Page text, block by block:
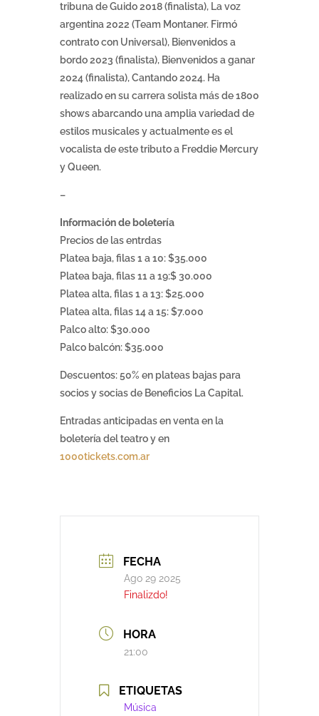
tribuna de Guido 2018 (finalista), La voz
argentina 2022 (Team Montaner. Firmó
contrato con Universal), Bienvenidos a
bordo 2023 (finalista), Bienvenidos a ganar
2024 (finalista), Cantando 2024. Ha
realizado en su carrera solista más de 1800
shows abarcando una amplia variedad de
estilos musicales y actualmente es el
vocalista de este tributo a Freddie Mercury
y Queen.
–
Información de boletería
Precios de las entrdas
Platea baja, filas 1 a 10: $35.000
Platea baja, filas 11 a 19:$ 30.000
Platea alta, filas 1 a 13: $25.000
Platea alta, filas 14 a 15: $7.000
Palco alto: $30.000
Palco balcón: $35.000
Descuentos: 50% en plateas bajas para
socios y socias de Beneficios La Capital.
Entradas anticipadas en venta en la
boletería del teatro y en
1000tickets.com.ar
FECHA
Ago 29 2025
Finalizdo!
HORA
21:00
ETIQUETAS
Música